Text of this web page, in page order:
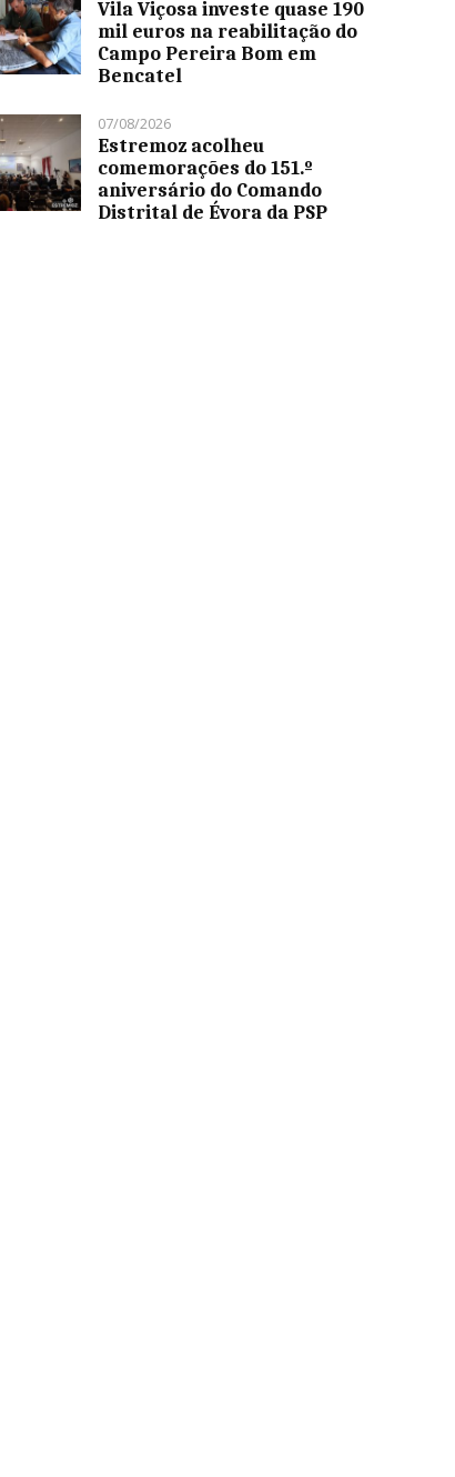
Vila Viçosa investe quase 190
mil euros na reabilitação do
Campo Pereira Bom em
Bencatel
07/08/2026
Estremoz acolheu
comemorações do 151.º
aniversário do Comando
Distrital de Évora da PSP